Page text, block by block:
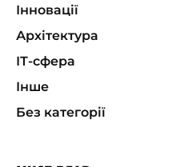
Інновації
Архітектура
ІТ-сфера
Інше
Без категорії